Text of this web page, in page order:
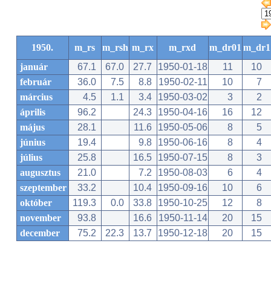
1950. m_rs m_rsh m_rx m_rxd m_dr01 m_dr1
január
67.1 67.0 27.7 1950-01-18 11
10
február
36.0 7.5 8.8 1950-02-11 10
7
március
4.5 1.1 3.4 1950-03-02 3
2
április
96.2 24.3 1950-04-16 16
12
május
28.1 11.6 1950-05-06 8
5
június
19.4 9.8 1950-06-16 8
4
július
25.8 16.5 1950-07-15 8
3
augusztus
21.0 7.2 1950-08-03 6
4
szeptember
33.2 10.4 1950-09-16 10
6
október
119.3 0.0 33.8 1950-10-25 12
8
november
93.8 16.6 1950-11-14 20
15
december
75.2 22.3 13.7 1950-12-18 20 15